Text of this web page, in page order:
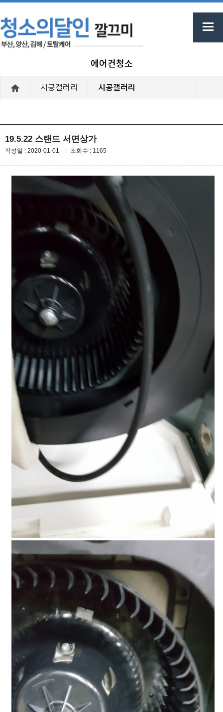
에어컨청소
시공갤러리 시공갤러리
19.5.22 스탠드 서면상가
작성일 : 2020-01-01 조회수 : 1165